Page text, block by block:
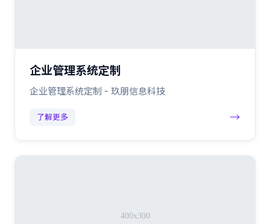
企业管理系统定制
企业管理系统定制 - 玖朋信息科技
了解更多 →